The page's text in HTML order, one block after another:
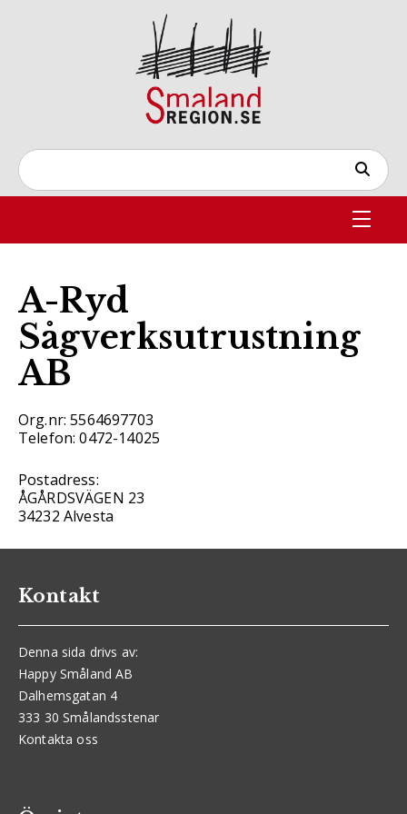
A-Ryd
Sågverksutrustning
AB
Org.nr: 5564697703
Telefon: 0472-14025
Postadress:
ÅGÅRDSVÄGEN 23
34232 Alvesta
Kontakt
Denna sida drivs av:
Happy Småland AB
Dalhemsgatan 4
333 30 Smålandsstenar
Kontakta oss